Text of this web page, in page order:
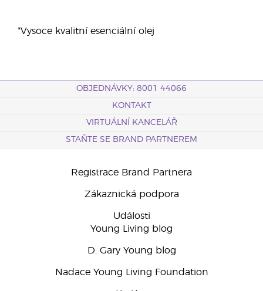
*Vysoce kvalitní esenciální olej
OBJEDNÁVKY: 8001 44066
KONTAKT
VIRTUÁLNÍ KANCELÁŘ
STAŇTE SE BRAND PARTNEREM
Registrace Brand Partnera
Zákaznická podpora
Události
Young Living blog
D. Gary Young blog
Nadace Young Living Foundation